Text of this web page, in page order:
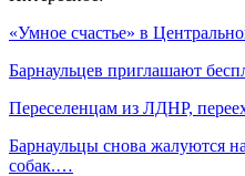
«Умное счастье» в
Барнаульцев приглашают
Переселенцам из ЛДНР,
Барнаульцы снова жалуются
собак.…